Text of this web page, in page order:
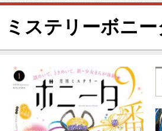
ミステリーボニ